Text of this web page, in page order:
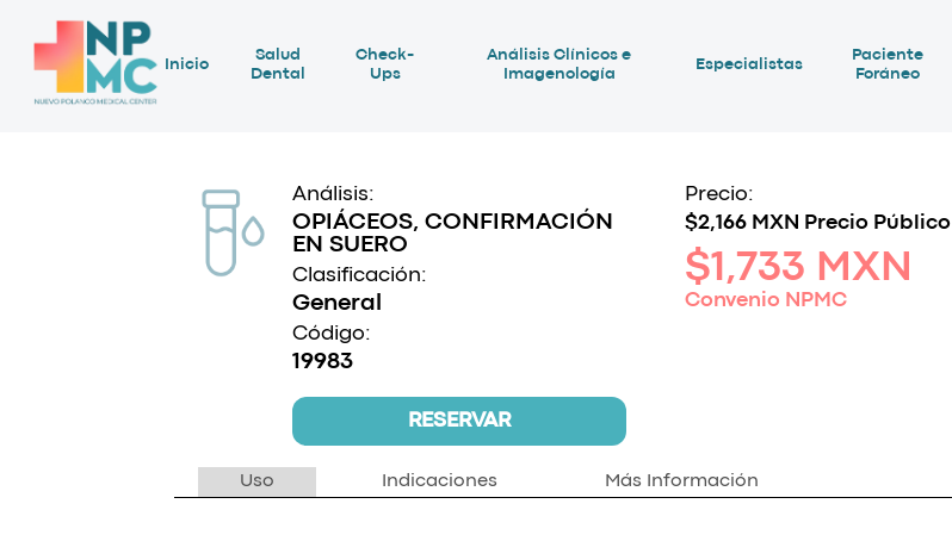
Inicio
Salud
Dental
Check-
Ups
Análisis Clínicos e
Imagenología
Especialistas
Paciente
Foráneo
Análisis:
OPIÁCEOS, CONFIRMACIÓN
EN SUERO
Clasificación:
General
Código:
19983
RESERVAR
Precio:
$2,166 MXN Precio Público
$1,733 MXN
Convenio NPMC
Uso Indicaciones Más Información